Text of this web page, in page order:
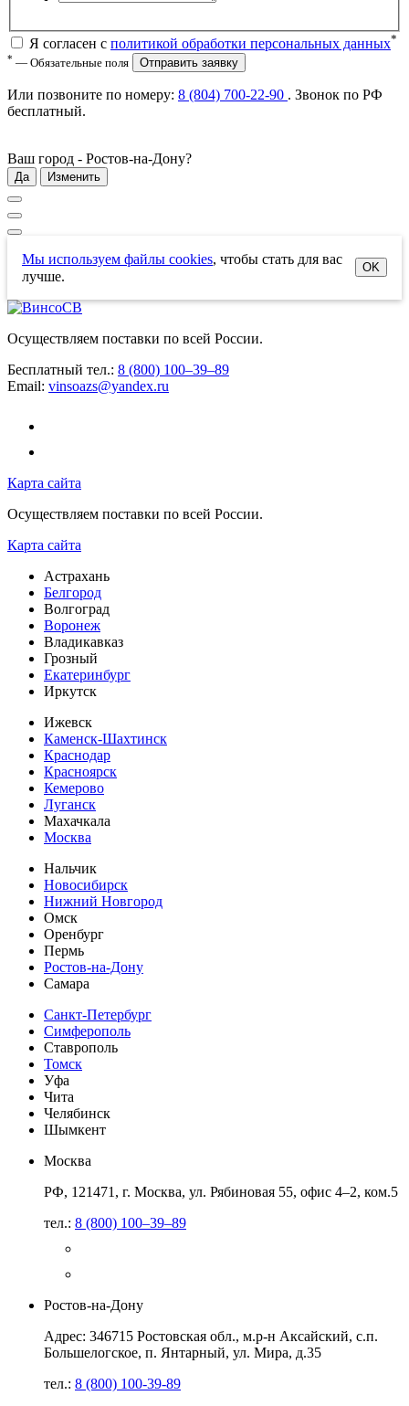
Я согласен с политикой обработки персональных данных*
* — Обязательные поля Отправить заявку
Или позвоните по номеру: 8 (804) 700-22-90 . Звонок по РФ
бесплатный.
Ваш город - Ростов-на-Дону?
Да Изменить
Мы используем файлы cookies, чтобы стать для вас
лучше.
OK
Осуществляем поставки по всей России.
Бесплатный тел.: 8 (800) 100–39–89
Email: vinsoazs@yandex.ru
Карта сайта
Осуществляем поставки по всей России.
Карта сайта
Астрахань
Белгород
Волгоград
Воронеж
Владикавказ
Грозный
Екатеринбург
Иркутск
Ижевск
Каменск-Шахтинск
Краснодар
Красноярск
Кемерово
Луганск
Махачкала
Москва
Нальчик
Новосибирск
Нижний Новгород
Омск
Оренбург
Пермь
Ростов-на-Дону
Самара
Санкт-Петербург
Симферополь
Ставрополь
Томск
Уфа
Чита
Челябинск
Шымкент
Москва
РФ, 121471, г. Москва, ул. Рябиновая 55, офис 4–2, ком.5
тел.: 8 (800) 100–39–89
Ростов-на-Дону
Адрес: 346715 Ростовская обл., м.р-н Аксайский, с.п.
Большелогское, п. Янтарный, ул. Мира, д.35
тел.: 8 (800) 100-39-89